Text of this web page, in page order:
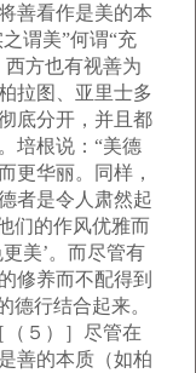
善看作是美的本
谓美”何谓“充
方也有视善为
拉图、亚里士多
底分开，并且都
培根说：“美德
更华丽。同样，
者是令人肃然起
们的作风优雅而
美’。而尽管有
修养而不配得到
德行结合起来。
５）］尽管在
善的本质（如柏